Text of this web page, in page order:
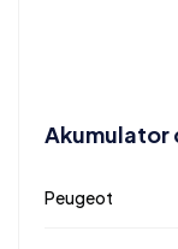
Akumulator
Peugeot